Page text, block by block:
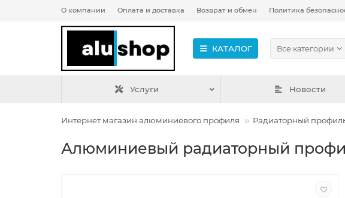
О компании Оплата и доставка Возврат и обмен Политика
КАТАЛОГ Все категории
Услуги Новости
Интернет магазин алюминиевого профиля Радиаторный
Алюминиевый радиаторный